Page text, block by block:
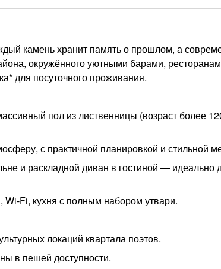
камень хранит память о прошлом, а
окружённого уютными барами,
для посуточного проживания.
пол из лиственницы (возраст более
с практичной планировкой и стильной
и раскладной диван в гостиной — идеально
Wi-Fi, кухня с полным набором утвари.
локаций квартала поэтов.
в пешей доступности.